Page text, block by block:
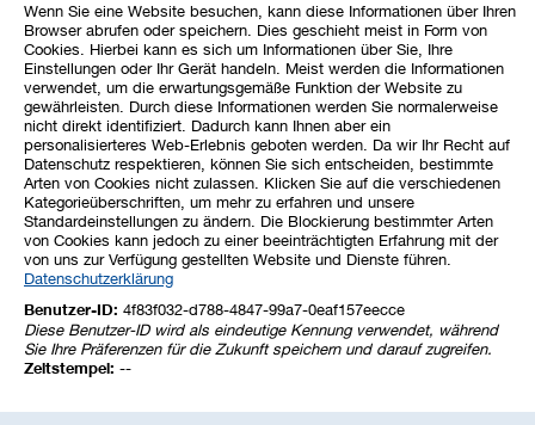
Wenn Sie eine Website besuchen, kann diese Informationen über Ihren
Browser abrufen oder speichern. Dies geschieht meist in Form von
Cookies. Hierbei kann es sich um Informationen über Sie, Ihre
Einstellungen oder Ihr Gerät handeln. Meist werden die Informationen
verwendet, um die erwartungsgemäße Funktion der Website zu
gewährleisten. Durch diese Informationen werden Sie normalerweise
nicht direkt identifiziert. Dadurch kann Ihnen aber ein
personalisierteres Web-Erlebnis geboten werden. Da wir Ihr Recht auf
Datenschutz respektieren, können Sie sich entscheiden, bestimmte
Arten von Cookies nicht zulassen. Klicken Sie auf die verschiedenen
Kategorieüberschriften, um mehr zu erfahren und unsere
Standardeinstellungen zu ändern. Die Blockierung bestimmter Arten
von Cookies kann jedoch zu einer beeinträchtigten Erfahrung mit der
von uns zur Verfügung gestellten Website und Dienste führen.
Datenschutzerklärung
Benutzer-ID: 4f83f032-d788-4847-99a7-0eaf157eecce
Diese Benutzer-ID wird als eindeutige Kennung verwendet, während
Sie Ihre Präferenzen für die Zukunft speichern und darauf zugreifen.
Zeitstempel: --